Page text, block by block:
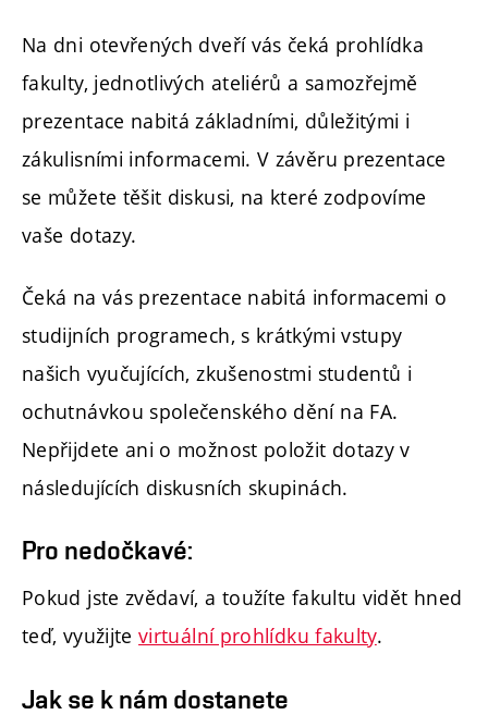
Na dni otevřených dveří vás čeká prohlídka
fakulty, jednotlivých ateliérů a samozřejmě
prezentace nabitá základními, důležitými i
zákulisními informacemi. V závěru prezentace
se můžete těšit diskusi, na které zodpovíme
vaše dotazy.
Čeká na vás prezentace nabitá informacemi o
studijních programech, s krátkými vstupy
našich vyučujících, zkušenostmi studentů i
ochutnávkou společenského dění na FA.
Nepřijdete ani o možnost položit dotazy v
následujících diskusních skupinách.
Pro nedočkavé:
Pokud jste zvědaví, a toužíte fakultu vidět hned
teď, využijtevirtuální prohlídku fakulty.
Jak se k nám dostanete